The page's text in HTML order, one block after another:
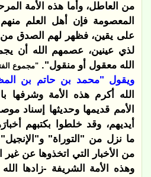
من العاطل، وأما هذه الأمة
المعصومة فإن أهل العلم
على يقين، فظهر لهم الصدق من
لذي عينين، عصمهم الله أن
الله معقول أو منقول". "مجموع
ويقول "محمد بن حاتم بن
الله أكرم هذه الأمة وشرفها
الأمم قديمها وحديثها
أيديهم، وقد خلطوا بكتبهم
ما نزل من "التوراة"
من الأخبار التي اتخذوها عن غير
وهذه الأمة الشريفة -زادها